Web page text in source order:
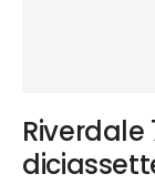
Riverdale